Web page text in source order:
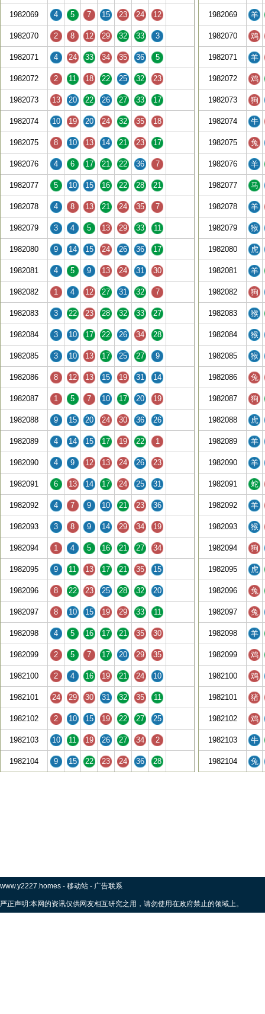
1982069 4 5 7 15 23 24 12
1982070 2 8 12 29 32 33 3
1982071 4 24 33 34 35 36 5
1982072 2 11 18 22 25 32 23
1982073 13 20 22 26 27 33 17
1982074 10 19 20 24 32 35 18
1982075 8 10 13 14 21 23 17
1982076 4 6 17 21 22 36 7
1982077 5 10 15 16 22 28 21
1982078 4 8 13 21 24 35 7
1982079 3 4 5 13 29 33 11
1982080 9 14 15 24 26 36 17
1982081 4 5 9 13 24 31 30
1982082 1 4 12 27 31 32 7
1982083 3 22 23 28 32 33 27
1982084 3 10 17 22 26 34 28
1982085 3 10 13 17 25 27 9
1982086 8 12 13 15 19 31 14
1982087 1 5 7 10 17 20 19
1982088 9 15 20 24 30 36 26
1982089 4 14 15 17 19 22 1
1982090 4 9 12 13 24 26 23
1982091 6 13 14 17 24 25 31
1982092 4 7 9 10 21 23 36
1982093 3 8 9 14 29 34 19
1982094 1 4 5 16 21 27 34
1982095 9 11 13 17 21 35 15
1982096 8 22 23 25 28 32 20
1982097 8 10 15 19 29 33 11
1982098 4 5 16 17 21 35 30
1982099 2 5 7 17 20 29 35
1982100 2 4 16 19 21 24 10
1982101 24 29 30 31 32 35 11
1982102 2 10 15 19 22 27 25
1982103 10 11 19 26 27 34 2
1982104 9 15 22 23 24 36 28
1982069 羊
1982070 鸡
1982071 羊
1982072 鸡
1982073 狗
1982074 牛
1982075 兔
1982076 羊
1982077 马
1982078 羊
1982079 猴
1982080 虎
1982081 羊
1982082 狗
1982083 猴
1982084 猴
1982085 猴
1982086 兔
1982087 狗
1982088 虎
1982089 羊
1982090 羊
1982091 蛇
1982092 羊
1982093 猴
1982094 狗
1982095 虎
1982096 兔
1982097 兔
1982098 羊
1982099 鸡
1982100 鸡
1982101 猪
1982102 鸡
1982103 牛
1982104 兔
www.y2227.homes - 移动站 - 广告联系
严正声明:本网的资讯仅供网友相互研究之用，请勿使用在政府禁止的领域上。